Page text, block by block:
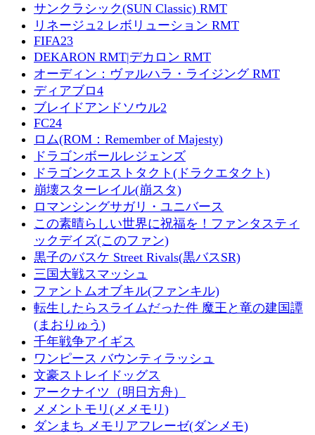
サンクラシック(SUN Classic) RMT
リネージュ2 レボリューション RMT
FIFA23
DEKARON RMT|デカロン RMT
オーディン：ヴァルハラ・ライジング RMT
ディアブロ4
ブレイドアンドソウル2
FC24
ロム(ROM：Remember of Majesty)
ドラゴンボールレジェンズ
ドラゴンクエストタクト(ドラクエタクト)
崩壊スターレイル(崩スタ)
ロマンシングサガリ・ユニバース
この素晴らしい世界に祝福を！ファンタスティ
ックデイズ(このファン)
黒子のバスケ Street Rivals(黒バスSR)
三国大戦スマッシュ
ファントムオブキル(ファンキル)
転生したらスライムだった件 魔王と竜の建国譚
(まおりゅう)
千年戦争アイギス
ワンピース バウンティラッシュ
文豪ストレイドッグス
アークナイツ（明日方舟）
メメントモリ(メメモリ)
ダンまち メモリアフレーゼ(ダンメモ)